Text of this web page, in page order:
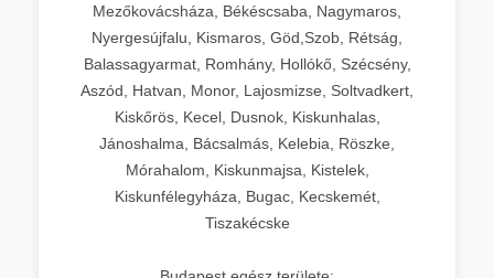
Mezőkovácsháza, Békéscsaba, Nagymaros,
Nyergesújfalu, Kismaros, Göd,Szob, Rétság,
Balassagyarmat, Romhány, Hollókő, Szécsény,
Aszód, Hatvan, Monor, Lajosmizse, Soltvadkert,
Kiskőrös, Kecel, Dusnok, Kiskunhalas,
Jánoshalma, Bácsalmás, Kelebia, Röszke,
Mórahalom, Kiskunmajsa, Kistelek,
Kiskunfélegyháza, Bugac, Kecskemét,
Tiszakécske